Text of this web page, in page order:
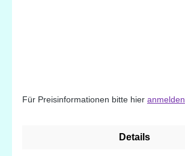
Für Preisinformationen bitte hier anmelden
Details